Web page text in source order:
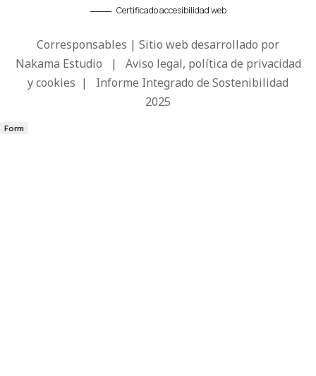
Certificado accesibilidad web
Corresponsables | Sitio web desarrollado por
Nakama Estudio | Aviso legal, política de privacidad
y cookies | Informe Integrado de Sostenibilidad
2025
Form